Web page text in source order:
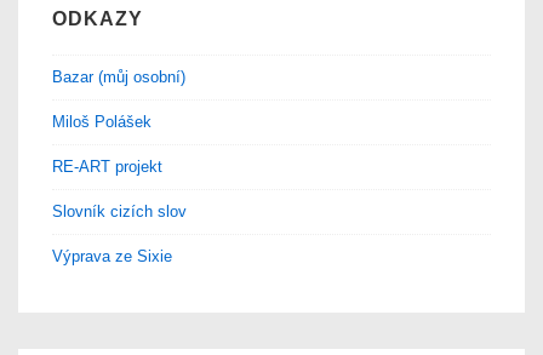
ODKAZY
Bazar (můj osobní)
Miloš Polášek
RE-ART projekt
Slovník cizích slov
Výprava ze Sixie